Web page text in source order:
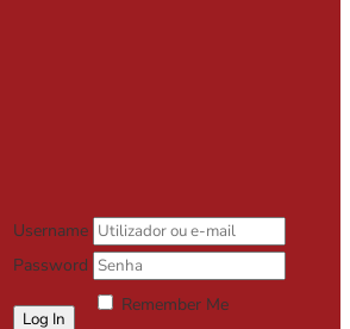
Username
Password
Remember Me